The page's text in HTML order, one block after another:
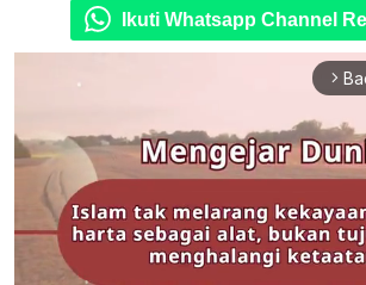
Ikuti Whatsapp Channel
arrow_forward_ios